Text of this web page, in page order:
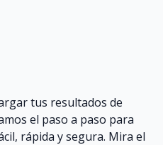
tus resultados de
el paso a paso para
rápida y segura. Mira el